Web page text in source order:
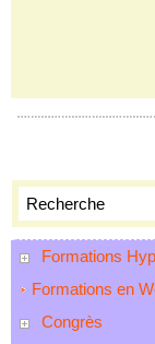
Formations
Formations en
Congrès